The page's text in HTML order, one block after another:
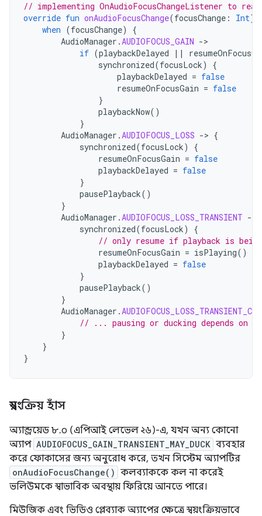
// implementing OnAudioFocusChangeListener to
override fun onAudioFocusChange(focusChange : Int)
when (focusChange)
{
AudioManager .AUDIOFOCUS_GAIN -
if (playbackDelayed ||
synchronized(focusLock)
{
playbackDelayed = false
resumeOnFocusGain = false
}
playbackNow()
}
AudioManager .AUDIOFOCUS_LOSS -> {
synchronized(focusLock)
{
resumeOnFocusGain = false
playbackDelayed = false
}
pausePlayback()
}
AudioManager .AUDIOFOCUS_LOSS_TRANSIENT -
synchronized(focusLock)
{
// only resume if playback is
resumeOnFocusGain = isPlaying()
playbackDelayed = false
}
pausePlayback()
}
AudioManager .
// ... pausing or ducking depends on
}
}
}
স্বয়ংক্রিয় হাঁস
অ্যান্ড্রয়েড ৮.০ (এপিআই লেভেল ২৬)-এ, যখন অন্য কোনো
অ্যাপ AUDIOFOCUS_GAIN_TRANSIENT_MAY_DUCK ব্যবহার
করে ফোকাসের জন্য অনুরোধ করে, তখন সিস্টেম অ্যাপটির
onAudioFocusChange() কলব্যাককে কল না করেই
ভলিউমকে স্বাভাবিক অবস্থায় ফিরিয়ে আনতে পারে।
মিউজিক এবং ভিডিও প্লেব্যাক অ্যাপের ক্ষেত্রে স্বয়ংক্রিয়ভাবে